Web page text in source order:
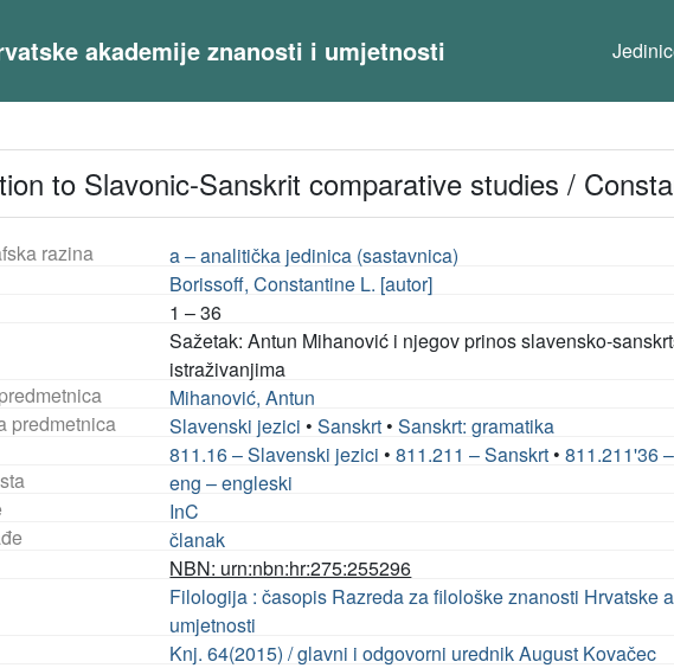
akademije znanosti i umjetnosti
to Slavonic-Sanskrit comparative studies /
razina
a – analitička jedinica (sastavnica)
Borissoff, Constantine L. [autor]
1 – 36
Sažetak: Antun Mihanović i njegov prinos slavensko-
istraživanjima
Mihanović, Antun
predmetnica
Slavenski jezici •Sanskrt •Sanskrt: gramatika
811.16 – Slavenski jezici •811.211 – Sanskrt •811.211'36
eng – engleski
InC
članak
NBN: urn:nbn:hr:275:255296
Filologija : časopis Razreda za filološke znanosti Hrvatske
umjetnosti
Knj. 64(2015) / glavni i odgovorni urednik August Kovačec